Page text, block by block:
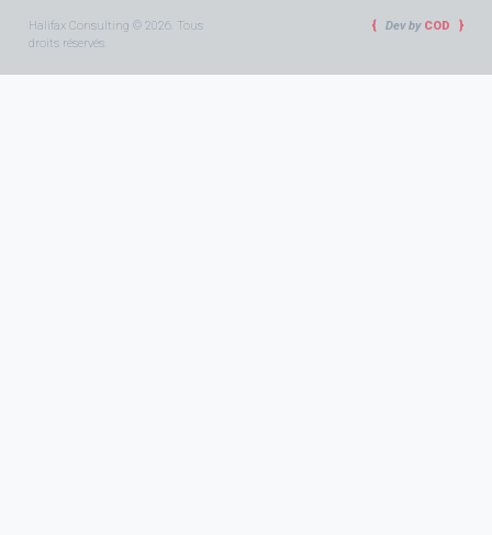
Halifax Consulting © 2026. Tous
droits réservés.
Dev by COD